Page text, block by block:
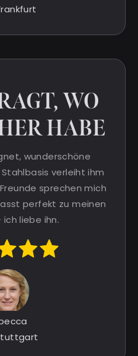
WO
HABE
wunderschöne
verleiht ihm
sprechen mich
perfekt zu meinen
ich liebe ihn.